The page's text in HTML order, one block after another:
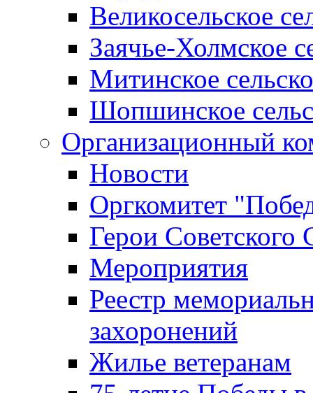
Великосельское
Заячье-Холмское
Митинское
Шопшинское
Организационный
Новости
Оргкомитет
Герои Советского
Мероприятия
Реестр
захоронений
Жилье ветеранам